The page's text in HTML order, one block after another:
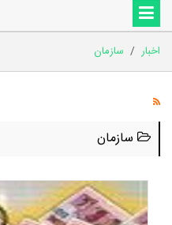
اخبار / سازمان
سازمان